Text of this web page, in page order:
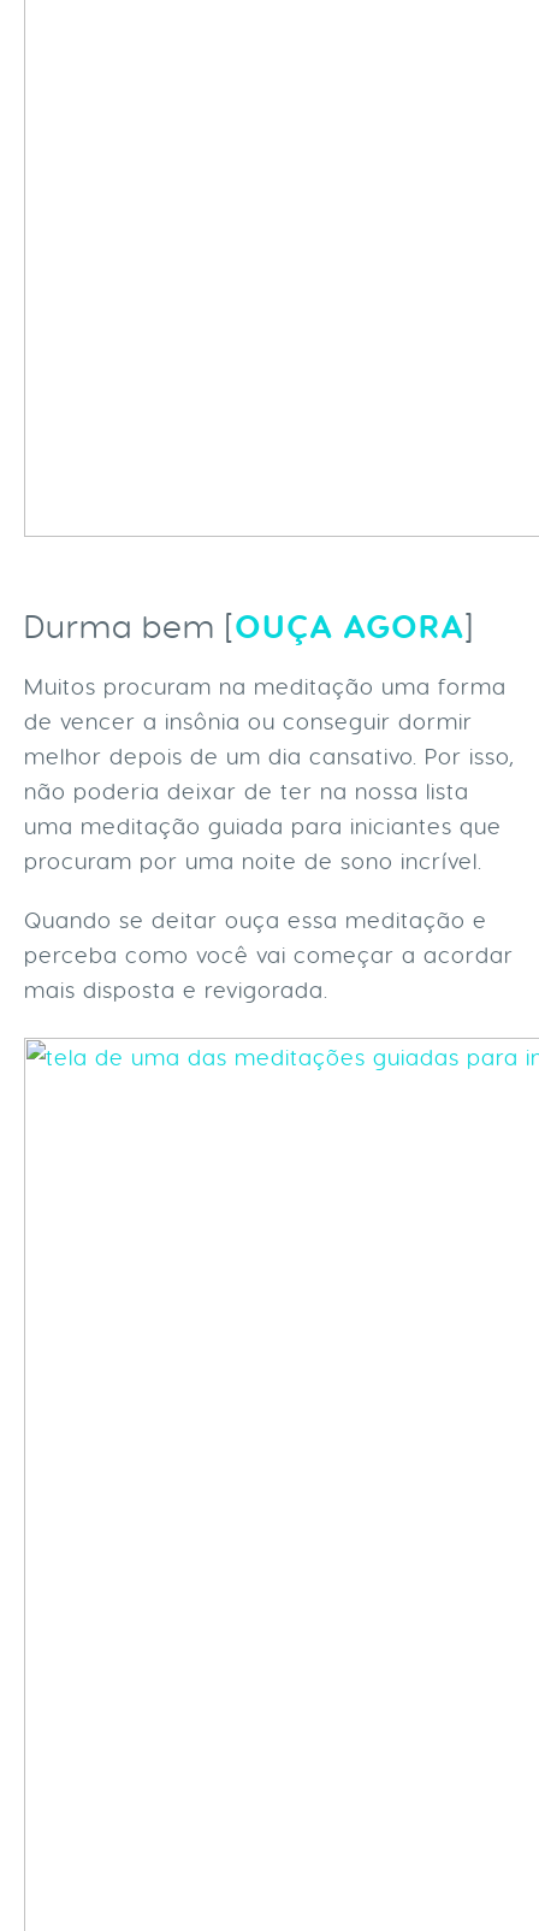
Durma bem [OUÇA AGORA]
Muitos procuram na meditação uma forma
de vencer a insônia ou conseguir dormir
melhor depois de um dia cansativo. Por isso,
não poderia deixar de ter na nossa lista
uma meditação guiada para iniciantes que
procuram por uma noite de sono incrível.
Quando se deitar ouça essa meditação e
perceba como você vai começar a acordar
mais disposta e revigorada.